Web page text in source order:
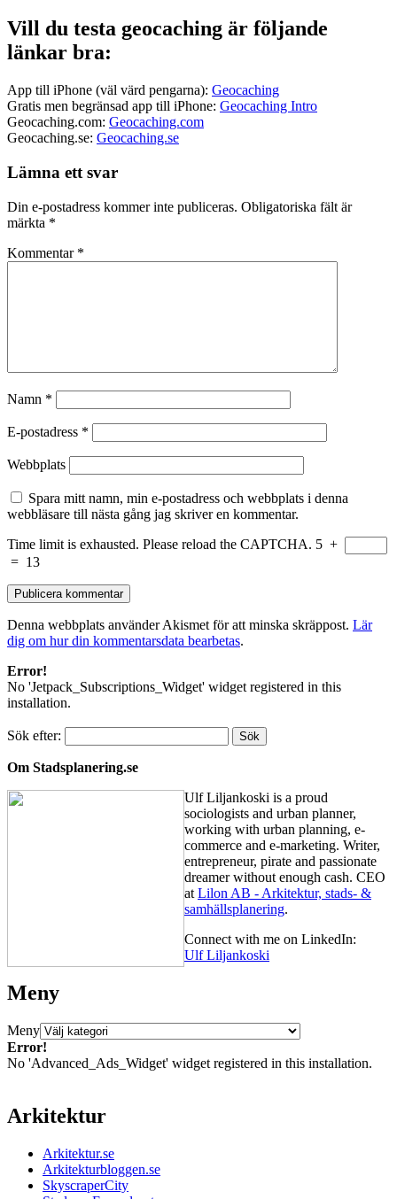
Vill du testa geocaching är följande
länkar bra:
App till iPhone (väl värd pengarna): Geocaching
Gratis men begränsad app till iPhone: Geocaching Intro
Geocaching.com: Geocaching.com
Geocaching.se: Geocaching.se
Lämna ett svar
Din e-postadress kommer inte publiceras. Obligatoriska fält är
märkta *
Kommentar *
Namn *
E-postadress *
Webbplats
Spara mitt namn, min e-postadress och webbplats i denna
webbläsare till nästa gång jag skriver en kommentar.
Time limit is exhausted. Please reload the CAPTCHA. 5 +
= 13
Denna webbplats använder Akismet för att minska skräppost. Lär
dig om hur din kommentarsdata bearbetas.
Error!
No 'Jetpack_Subscriptions_Widget' widget registered in this
installation.
Sök efter:
Om Stadsplanering.se
Ulf Liljankoski is a proud
sociologists and urban planner,
working with urban planning, e-
commerce and e-marketing. Writer,
entrepreneur, pirate and passionate
dreamer without enough cash. CEO
at Lilon AB - Arkitektur, stads- &
samhällsplanering.
Connect with me on LinkedIn:
Ulf Liljankoski
Meny
Meny
Error!
No 'Advanced_Ads_Widget' widget registered in this installation.
Arkitektur
Arkitektur.se
Arkitekturbloggen.se
SkyscraperCity